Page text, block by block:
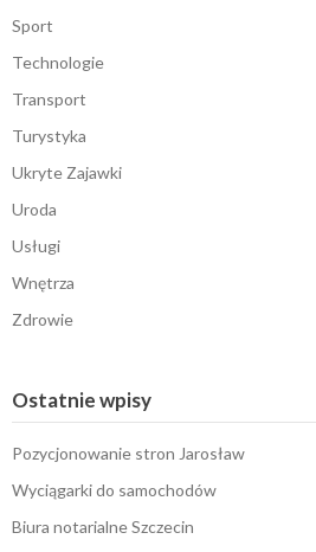
Sport
Technologie
Transport
Turystyka
Ukryte Zajawki
Uroda
Usługi
Wnętrza
Zdrowie
Ostatnie wpisy
Pozycjonowanie stron Jarosław
Wyciągarki do samochodów
Biura notarialne Szczecin